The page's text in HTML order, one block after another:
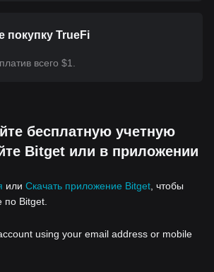
покупку TrueFi
всего $1.
бесплатную учетную
Bitget или в приложении
или Скачать приложение Bitget , чтобы
по Bitget.
using your email address or mobile